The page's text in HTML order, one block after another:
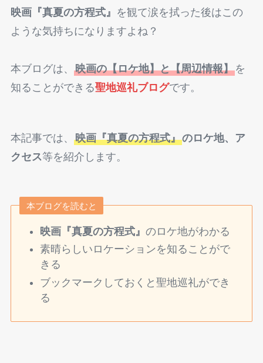
映画『真夏の方程式』 を観て涙を拭った後はこの
ような気持ちになりますよね？
本ブログは、 映画の【ロケ地】と【周辺情報】を
知ることができる聖地巡礼ブログです。
本記事では、 映画『真夏の方程式』のロケ地、ア
クセス等を紹介します。
本ブログを読むと
映画『真夏の方程式』のロケ地がわかる
素晴らしいロケーションを知ることがで
きる
ブックマークしておくと聖地巡礼ができ
る